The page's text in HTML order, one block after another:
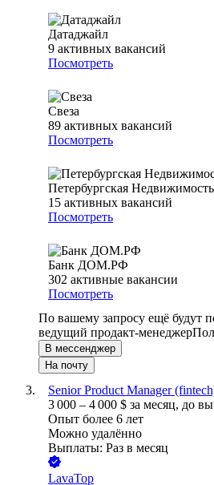
Датаджайл
9 активных вакансий
Посмотреть
Свеза
89 активных вакансий
Посмотреть
Петербургская Недвижимость
15 активных вакансий
Посмотреть
Банк ДОМ.РФ
302 активные вакансии
Посмотреть
По вашему запросу ещё будут
ведущий продакт-менеджер
В мессенджер
На почту
Senior Product Manager
3 000 – 4 000 $ за месяц, до
Опыт более 6 лет
Можно удалённо
Выплаты: Раз в месяц
LavaTop